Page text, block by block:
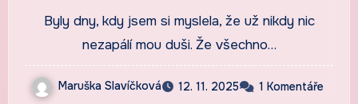
Byly dny, kdy jsem si myslela, že už nikdy nic
nezapálí mou duši. Že všechno…
Maruška Slavíčková 12. 11. 2025 1 Komentáře